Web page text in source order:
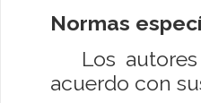
Normas
Los autores
acuerdo con